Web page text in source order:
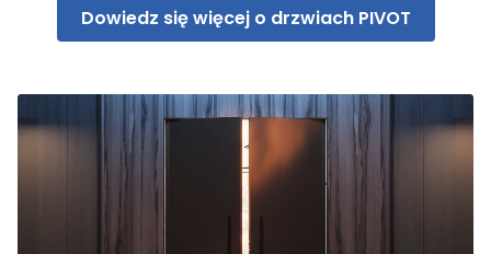
Dowiedz się więcej o drzwiach PIVOT